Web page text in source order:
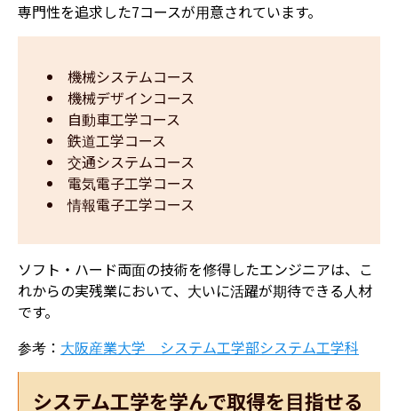
専門性を追求した7コースが用意されています。
機械システムコース
機械デザインコース
自動車工学コース
鉄道工学コース
交通システムコース
電気電子工学コース
情報電子工学コース
ソフト・ハード両面の技術を修得したエンジニアは、こ
れからの実残業において、大いに活躍が期待できる人材
です。
参考： 大阪産業大学 システム工学部システム工学科
システム工学を学んで取得を目指せる